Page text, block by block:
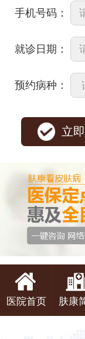
手机号码：
就诊日期：
预约病种：
立
医院首页 肤康